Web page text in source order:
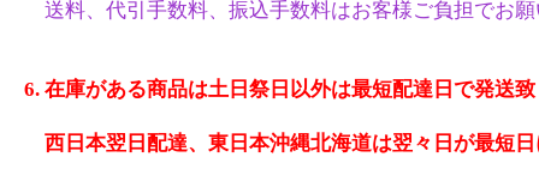
送料、代引手数料、振込手数料はお客様ご負担でお
6. 在庫がある商品は土日祭日以外は最短配達日で発送
西日本翌日配達、東日本沖縄北海道は翌々日が最短